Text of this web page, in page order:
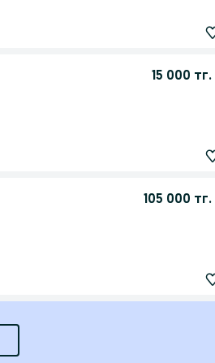
15 000 тг.
105 000 тг.